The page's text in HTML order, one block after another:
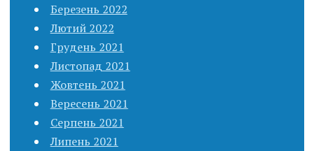
Березень 2022
Лютий 2022
Грудень 2021
Листопад 2021
Жовтень 2021
Вересень 2021
Серпень 2021
Липень 2021